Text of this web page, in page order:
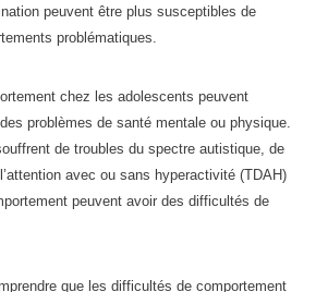
peuvent être plus susceptibles de
problématiques.
chez les adolescents peuvent
problèmes de santé mentale ou physique.
de troubles du spectre autistique, de
avec ou sans hyperactivité (TDAH)
peuvent avoir des difficultés de
que les difficultés de comportement